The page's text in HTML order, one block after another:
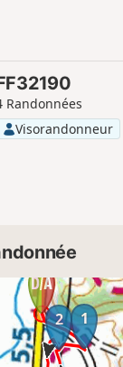
Randonnées
Visorandonneur
1
2